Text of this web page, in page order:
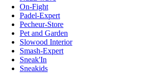
On-Fight
Padel-Expert
Pecheur-Store
Pet and Garden
Slowood Interior
Smash-Expert
Sneak'In
Sneakids